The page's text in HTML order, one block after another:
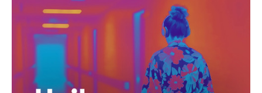
Shaking Hands With Ghosts